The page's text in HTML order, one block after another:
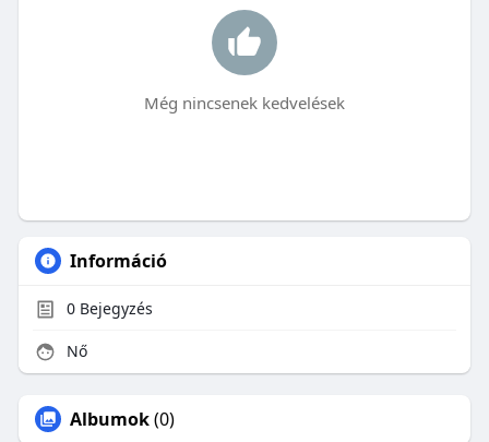
Még nincsenek kedvelések
Információ
0Bejegyzés
Nő
Albumok(0)